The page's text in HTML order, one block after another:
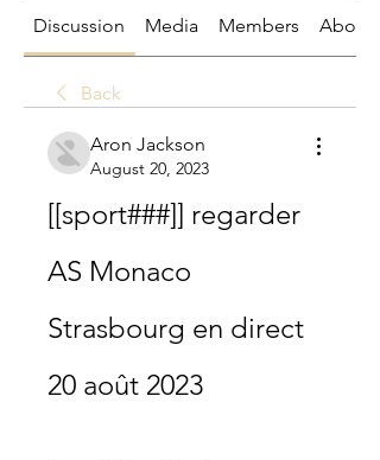
Discussion Media Members About
Back
Aron Jackson
August 20, 2023
[[sport###]] regarder
AS Monaco
Strasbourg en direct
20 août 2023